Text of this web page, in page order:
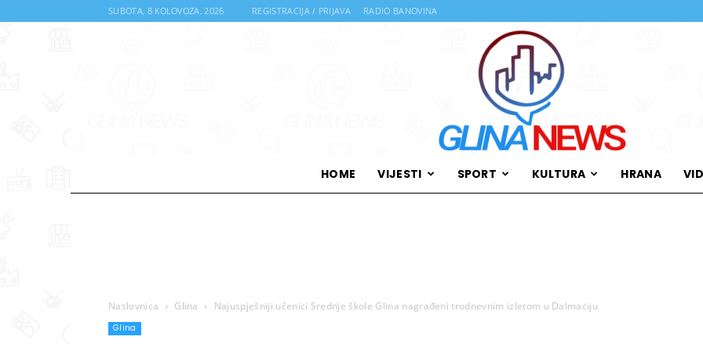
SUBOTA, 8 KOLOVOZA, 2026 REGISTRACIJA / PRIJAVA RADIO BANOVINA
News
HOME VIJESTI SPORT KULTURA HRANA
Naslovnica Glina Najuspješniji učenici Srednje škole Glina nagrađeni trodnevnim izletom u Dalmaciju
Glina